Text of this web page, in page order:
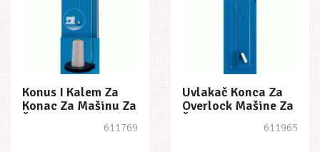
Konus I Kalem Za
Konac Za Mašinu Za
Šivenje
611769
Uvlakač Konca Za
Overlock Mašine Za
Šivenje
611965